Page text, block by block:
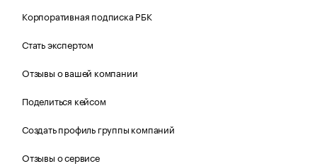
Корпоративная подписка РБК
Стать экспертом
Отзывы о вашей компании
Поделиться кейсом
Создать профиль группы компаний
Отзывы о сервисе